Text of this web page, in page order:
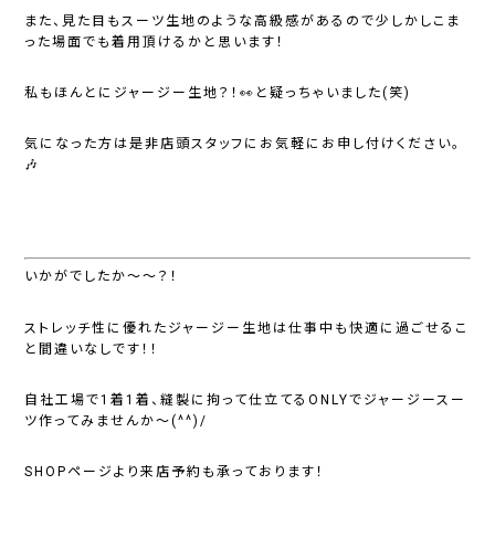
また、見た目もスーツ生地のような高級感があるので少しかしこま
った場面でも着用頂けるかと思います！
私もほんとにジャージー生地？！👀と疑っちゃいました(笑)
気になった方は是非店頭スタッフにお気軽にお申し付けください。
🎶
いかがでしたか～～？！
ストレッチ性に優れたジャージー生地は仕事中も快適に過ごせるこ
と間違いなしです！！
自社工場で1着1着、縫製に拘って仕立てるONLYでジャージースー
ツ作ってみませんか～(^^)/
SHOPページより来店予約も承っております！